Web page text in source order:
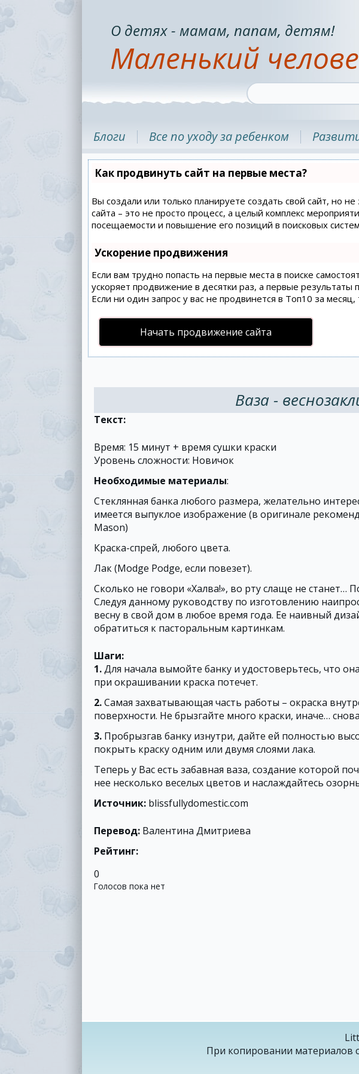
Маленький
О детях - мамам, папам, детям!
Блоги Все по уходу за ребенком
Как продвинуть сайт на первые места?
Вы создали или только планируете создать свой сайт, но
сайта – это не просто процесс, а целый комплекс
посещаемости и повышение его позиций в поисковых
Ускорение продвижения
Если вам трудно попасть на первые места в поиске
ускоряет продвижение в десятки раз, а первые
Если ни один запрос у вас не продвинется в Топ10 за месяц,
Начать продвижение сайта
Ваза -
Текст:
Время: 15 минут + время сушки краски
Уровень сложности: Новичок
Необходимые материалы:
Стеклянная банка любого размера, желательно
имеется выпуклое изображение (в оригинале
Mason)
Краска-спрей, любого цвета.
Лак (Modge Podge, если повезет).
Сколько не говори «Халва!», во рту слаще не станет…
Следуя данному руководству по изготовлению
весну в свой дом в любое время года. Ее наивный
обратиться к пасторальным картинкам.
Шаги:
1.Для начала вымойте банку и удостоверьтесь, что
при окрашивании краска потечет.
2.Самая захватывающая часть работы – окраска
поверхности. Не брызгайте много краски, иначе…
3. Пробрызгав банку изнутри, дайте ей полностью
покрыть краску одним или двумя слоями лака.
Теперь у Вас есть забавная ваза, создание которой
нее несколько веселых цветов и наслаждайтесь
Источник: blissfullydomestic.com
Перевод: Валентина Дмитриева
Рейтинг:
0
Голосов пока нет
При копировании материалов с